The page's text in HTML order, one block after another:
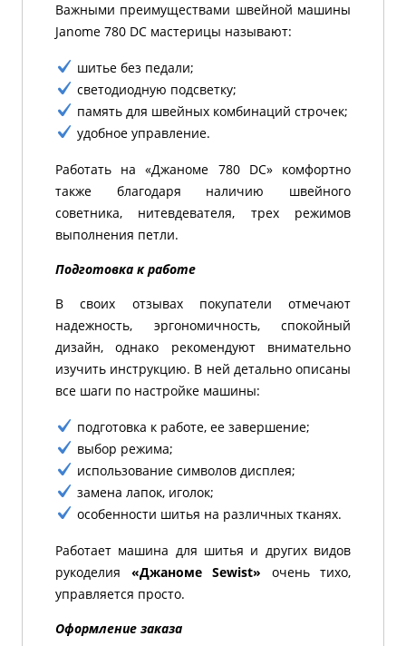
Важными преимуществами швейной машины
Janome 780 DC мастерицы называют:
шитье без педали;
светодиодную подсветку;
память для швейных комбинаций строчек;
удобное управление.
Работать на «Джаноме 780 DC» комфортно
также благодаря наличию швейного
советника, нитевдевателя, трех режимов
выполнения петли.
Подготовка к работе
В своих отзывах покупатели отмечают
надежность, эргономичность, спокойный
дизайн, однако рекомендуют внимательно
изучить инструкцию. В ней детально описаны
все шаги по настройке машины:
подготовка к работе, ее завершение;
выбор режима;
использование символов дисплея;
замена лапок, иголок;
особенности шитья на различных тканях.
Работает машина для шитья и других видов
рукоделия «Джаноме Sewist» очень тихо,
управляется просто.
Оформление заказа